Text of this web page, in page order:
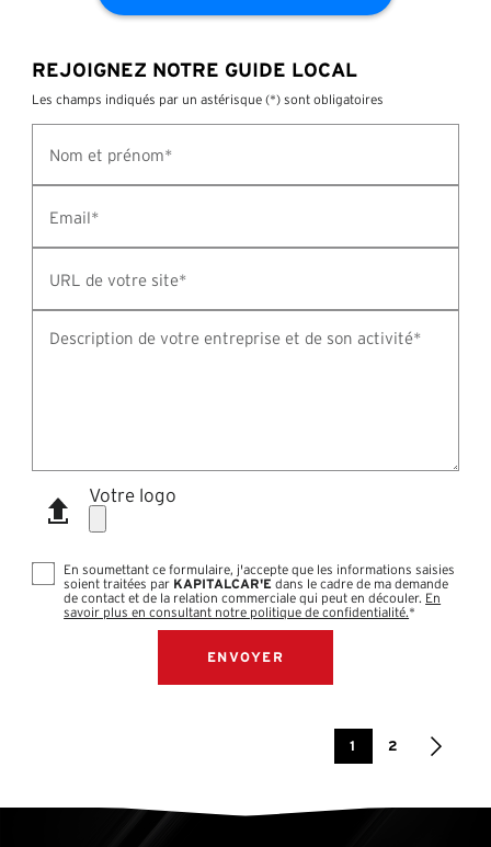
REJOIGNEZ NOTRE GUIDE LOCAL
Les champs indiqués par un astérisque (*) sont obligatoires
Nom et prénom*
Email*
URL de votre site*
Description de votre entreprise et de son activité*
Votre logo
En soumettant ce formulaire, j'accepte que les informations saisies
soient traitées par KAPITALCAR'E dans le cadre de ma demande
de contact et de la relation commerciale qui peut en découler. En
savoir plus en consultant notre politique de confidentialité.*
1 2